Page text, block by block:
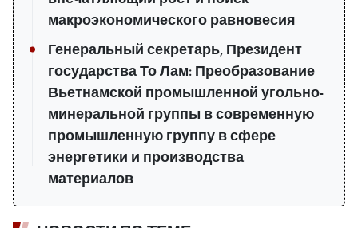
макроэкономического равновесия
Генеральный секретарь, Президент
государства То Лам: Преобразование
Вьетнамской промышленной угольно-
минеральной группы в современную
промышленную группу в сфере
энергетики и производства
материалов